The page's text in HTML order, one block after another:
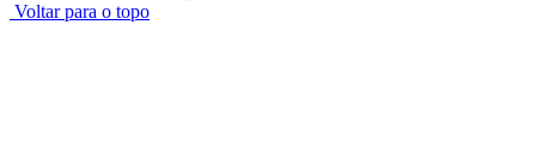
Voltar para o topo